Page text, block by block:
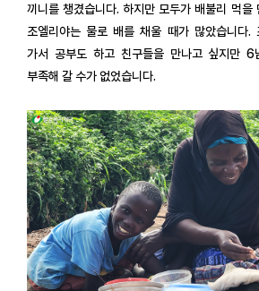
끼니를 챙겼습니다. 하지만 모두가 배불리 먹을
조엘리야는 물로 배를 채울 때가 많았습니다.
가서 공부도 하고 친구들을 만나고 싶지만 6
부족해 갈 수가 없었습니다.